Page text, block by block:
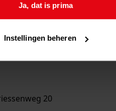
Ja, dat is prima
Instellingen beheren
20